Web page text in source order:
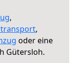
,
,
oder eine
Gütersloh.